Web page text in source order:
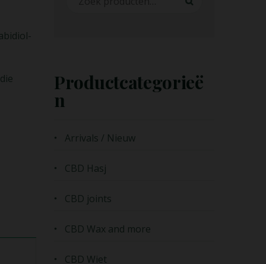
Zoeken
Productcategorieë
N
Arrivals / Nieuw
CBD Hasj
CBD joints
CBD Wax and more
CBD Wiet